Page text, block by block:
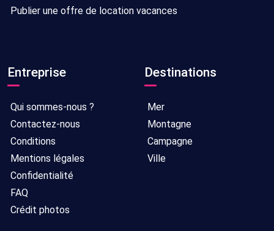
Publier une offre de location vacances
Entreprise
Qui sommes-nous ?
Contactez-nous
Conditions
Mentions légales
Confidentialité
FAQ
Crédit photos
Destinations
Mer
Montagne
Campagne
Ville